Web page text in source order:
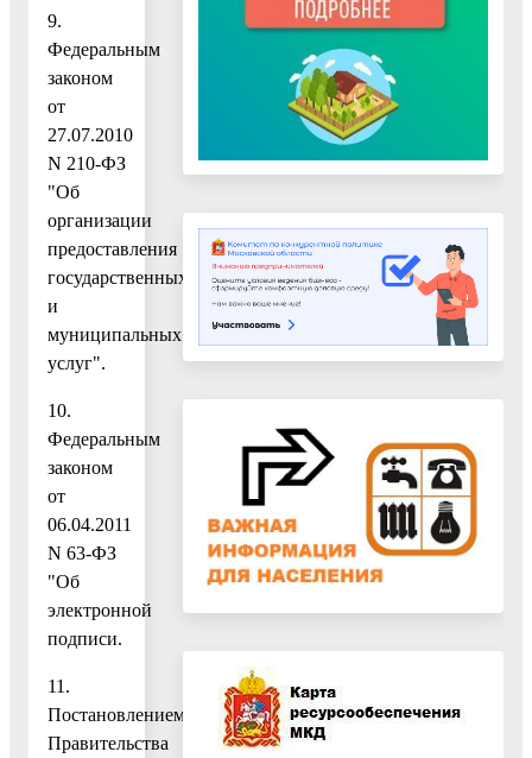
9.
Федеральным
законом
от
27.07.2010
N 210-ФЗ
"Об
организации
предоставления
государственных
и
муниципальных
услуг".
10.
Федеральным
законом
от
06.04.2011
N 63-ФЗ
"Об
электронной
подписи.
11.
Постановлением
Правительства